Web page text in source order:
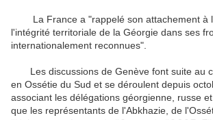
La France a "rappelé son attachement à
l'intégrité territoriale de la Géorgie dans ses
internationalement reconnues".
Les discussions de Genève font suite au
en Ossétie du Sud et se déroulent depuis
associant les délégations géorgienne, russe
que les représentants de l'Abkhazie, de